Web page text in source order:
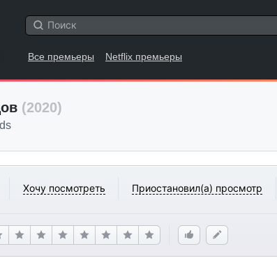
Все премьеры Netflix премьеры
(2020)
Хочу посмотреть Приостановил(а) просмотр